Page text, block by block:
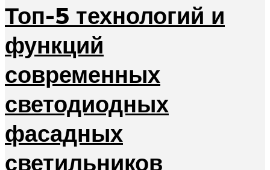
Топ-5 технологий и
функций
современных
светодиодных
фасадных
светильников